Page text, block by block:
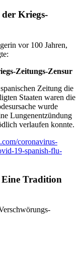
Kriegs-
vor 100 Jahren,
Zeitungs-Zensur
Zeitung die
Staaten waren die
wurde
Lungenentzündung
verlaufen konnte.
coronavirus-
19-spanish-flu-
Eine Tradition